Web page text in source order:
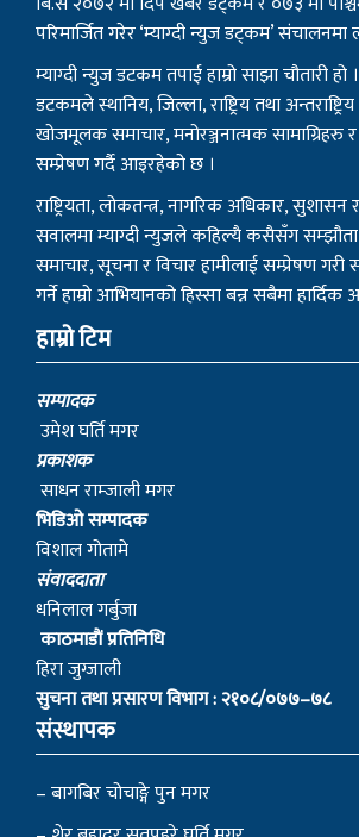
सम्पादक
उमेश घर्ति मगर
प्रकाशक
साधन राम्जाली मगर
भिडिओ सम्पादक
विशाल गोतामे
स‌ंवाददाता
धनिलाल गर्बुजा
काठमाडाैं प्रतिनिधि
हिरा जुग्जाली
सुचना तथा प्रसारण विभाग : २१०८/०७७–७८
संस्थापक
– बागबिर चोचाङ्गे पुन मगर
– शेर बहादुर सुतपहरे घर्ति मगर
– निराजन राम्जाली मगर
– लोकेन्द्र सुतपहरे घर्ति मगर
– रबहादुर राम्जालि मगर
© 2022 myagdinews.com, All Right Reserved.